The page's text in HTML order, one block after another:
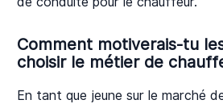
Comment motiverais-tu
choisir le métier de
En tant que jeune sur le marché